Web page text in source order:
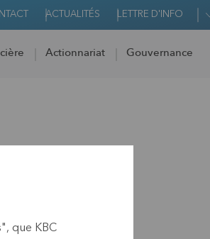
ACTUALITÉS LETTRE D'INFO
Actionnariat Gouvernance
que KBC